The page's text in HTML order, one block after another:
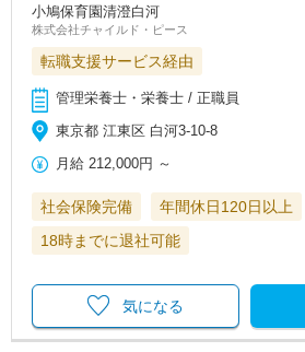
小鳩保育園清澄白河
株式会社チャイルド・ピース
転職支援サービス経由
管理栄養士・栄養士 / 正職員
東京都 江東区 白河3-10-8
月給 212,000円 ～
社会保険完備 年間休日120日以上
18時までに退社可能
気になる